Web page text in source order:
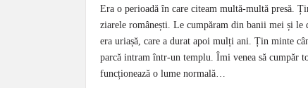
Era o perioadă în care citeam multă-multă presă.
ziarele românești. Le cumpăram din banii mei și le
era uriașă, care a durat apoi mulți ani. Țin minte
parcă intram într-un templu. Îmi venea să cumpăr
funcționează o lume normală…